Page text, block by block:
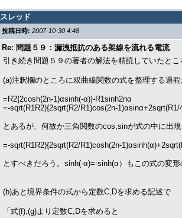
スレッド
投稿日時: 2007-10-30 4:48
Re: 問題５９：漏洩抵抗のある架線を流れる電流
引き続き問題５９の著者の解法を精読していたとこ
(a)注釈欄のところに双曲線関数の式を整理する過
=R2{2cosh(2n-1)αsinh(-α)}-R1sinh2nα
=-sqrt(R1R2){2sqrt(R2/R1)cos(2n-1)αsinα+2sqrt(R1/
とあるが、何故か三角関数のcos,sinが式の中に出
=-sqrt(R1R2){2sqrt(R2/R1)cosh(2n-
とすべきだろう。sinh(-α)=-sinh(α）もこの式の変形
(b)あと境界条件の式から定数C,Dを求める記述で
「式(f),(g)より定数C,Dを求めると